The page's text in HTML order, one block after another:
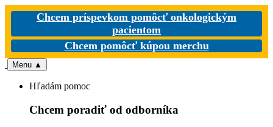
Chcem príspevkom pomôcť onkologickým
pacientom
Chcem pomôcť kúpou merchu
Menu ▲
Hľadám pomoc
Chcem poradiť od odborníka